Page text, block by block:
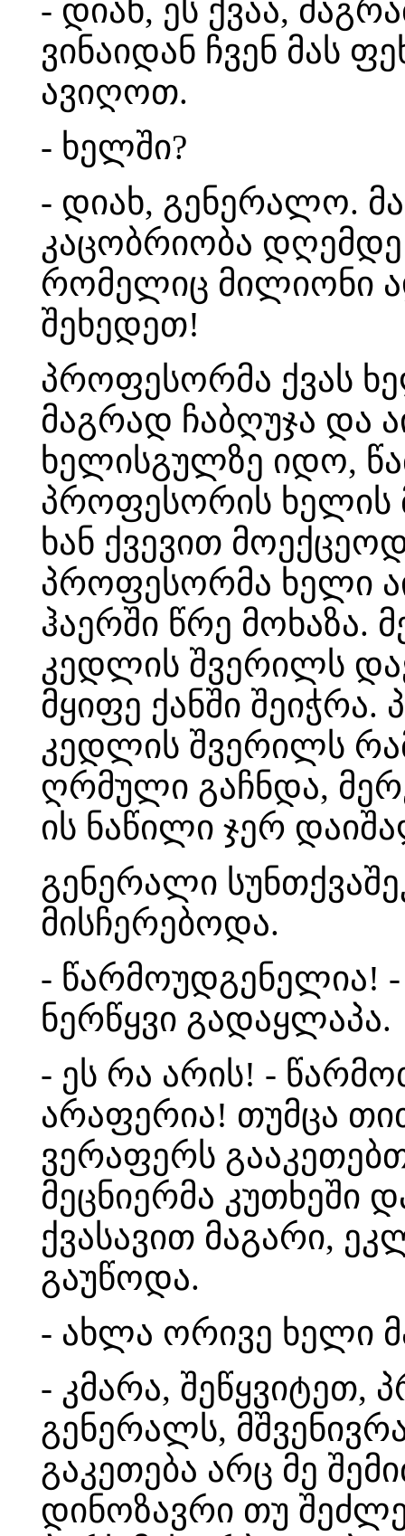
- დიახ, ეს ქვაა,
ვინაიდან ჩვენ მას
ავიღოთ.
- ხელში?
- დიახ, გენერალო.
კაცობრიობა
რომელიც მილიონი
შეხედეთ!
პროფესორმა ქვას
მაგრად ჩაბღუჯა და
ხელისგულზე იდო,
პროფესორის ხელის
ხან ქვევით
პროფესორმა ხელი
ჰაერში წრე მოხაზა.
კედლის შვერილს
მყიფე ქანში
კედლის შვერილს
ღრმული გაჩნდა,
ის ნაწილი ჯერ
გენერალი
მისჩერებოდა.
- წარმოუდგენელია!
ნერწყვი გადაყლაპა.
- ეს რა არის! -
არაფერია! თუმცა
ვერაფერს
მეცნიერმა კუთხეში
ქვასავით მაგარი,
გაუწოდა.
- ახლა ორივე ხელი
- კმარა,
გენერალს,
გაკეთება არც მე
დინოზავრი თუ